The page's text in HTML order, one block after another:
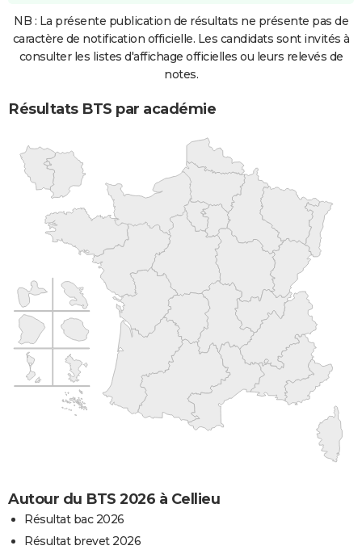
NB : La présente publication de résultats ne présente pas de
caractère de notification officielle. Les candidats sont invités à
consulter les listes d'affichage officielles ou leurs relevés de
notes.
Résultats BTS par académie
Autour du BTS 2026 à Cellieu
Résultat bac 2026
Résultat brevet 2026